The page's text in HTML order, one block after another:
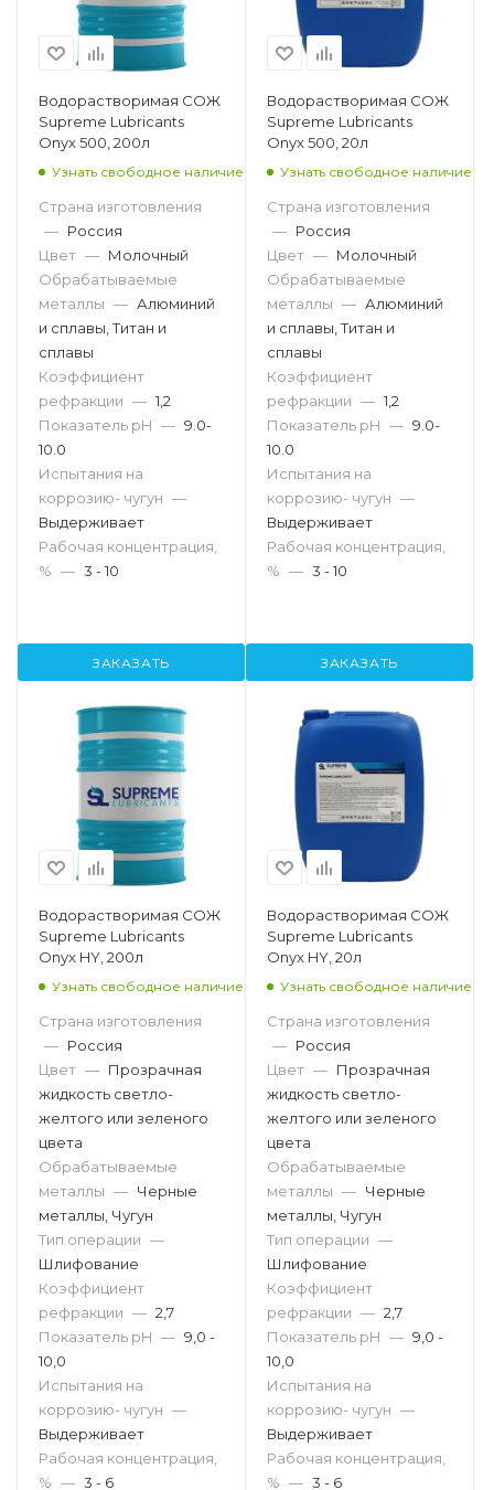
Водорастворимая СОЖ
Supreme Lubricants
Onyx 500, 200л
Узнать свободное наличие
Страна изготовления
— Россия
Цвет — Молочный
Обрабатываемые
металлы — Алюминий
и сплавы, Титан и
сплавы
Коэффициент
рефракции — 1,2
Показатель pH — 9.0-
10.0
Испытания на
коррозию- чугун —
Выдерживает
Рабочая концентрация,
% — 3 - 10
ЗАКАЗАТЬ
Водорастворимая СОЖ
Supreme Lubricants
Onyx 500, 20л
Узнать свободное наличие
Страна изготовления
— Россия
Цвет — Молочный
Обрабатываемые
металлы — Алюминий
и сплавы, Титан и
сплавы
Коэффициент
рефракции — 1,2
Показатель pH — 9.0-
10.0
Испытания на
коррозию- чугун —
Выдерживает
Рабочая концентрация,
% — 3 - 10
ЗАКАЗАТЬ
Водорастворимая СОЖ
Supreme Lubricants
Onyx HY, 200л
Узнать свободное наличие
Страна изготовления
— Россия
Цвет — Прозрачная
жидкость светло-
желтого или зеленого
цвета
Обрабатываемые
металлы — Черные
металлы, Чугун
Тип операции —
Шлифование
Коэффициент
рефракции — 2,7
Показатель pH — 9,0 -
10,0
Испытания на
коррозию- чугун —
Выдерживает
Рабочая концентрация,
% — 3 - 6
Водорастворимая СОЖ
Supreme Lubricants
Onyx HY, 20л
Узнать свободное наличие
Страна изготовления
— Россия
Цвет — Прозрачная
жидкость светло-
желтого или зеленого
цвета
Обрабатываемые
металлы — Черные
металлы, Чугун
Тип операции —
Шлифование
Коэффициент
рефракции — 2,7
Показатель pH — 9,0 -
10,0
Испытания на
коррозию- чугун —
Выдерживает
Рабочая концентрация,
% — 3 - 6